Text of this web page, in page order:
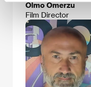
Olmo Omerzu
Film Director